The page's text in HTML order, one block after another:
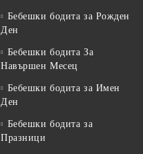
Бебешки бодита за Рожден
Ден
Бебешки бодита За
Навършен Месец
Бебешки бодита за Имен
Ден
Бебешки бодита за
Празници